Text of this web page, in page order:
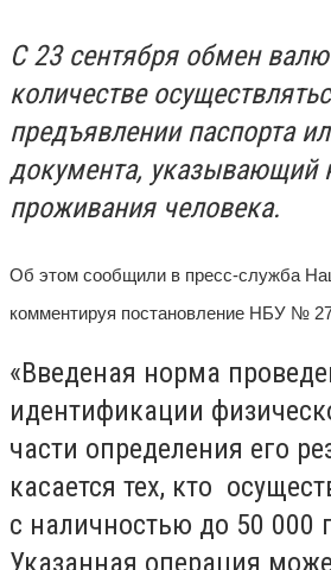
С 23 сентября обмен
количестве
предъявлении паспорта
документа, указывающий
проживания человека.
Об этом сообщили в пресс-служба
комментируя постановление НБУ №
«Введеная норма
идентификации
части определения его
касается тех, кто
с наличностью до 50 000
Указанная операция